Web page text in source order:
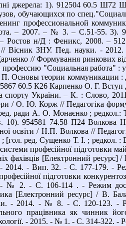
джерела: 1). 912504 60.5 Ш72
обучающихся по
профессиональной
– 2007. – № 3. – С.51-55.
н/Д : Феникс, 2008. –
// Вісник ЗНУ. Пед. науки. -
// Формування ринкових
"Социальная работа"
Основы теории коммуникации :
60.5 К26 Карпенко О. Г. Вступ
спорту України. – К. : Слово,
/ О. Ю. Корж // Педагогіка
ради А. О. Монаєнко ;
954581 74.58 П24 Волкова
освіти / Н.П. Волкова //
[гол. ред. Сущенко Т. І. ;
професійної підготовки
фахівців [Електронний ресурс]
- 2014. - Вип. 32. - С. 177-179. -
підготовки
- № 2. - С. 106-114 . - Режим
[Електронний ресурс] / В.
- 2014. - № 8. - С. 120-123. -
працівника як чинник
- 2015. - № 1. - С. 314-322.